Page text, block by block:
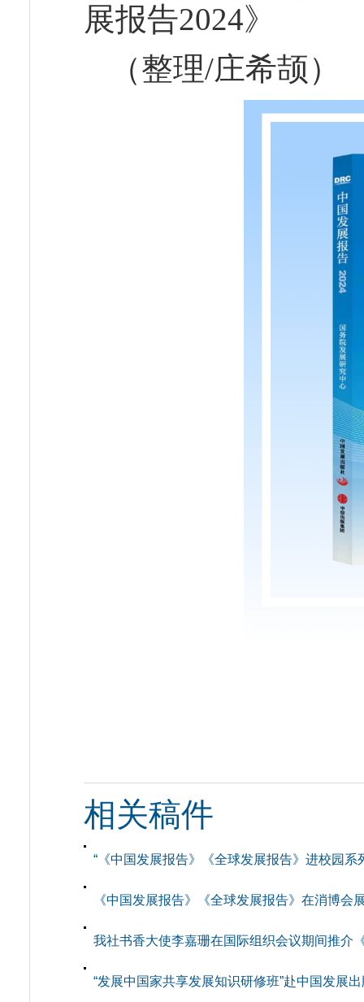
展报告2024》
（整理/庄希颉）
相关稿件
“《中国发展报告》《全球发展报告》进校园系
《中国发展报告》《全球发展报告》在消博会
我社书香大使李嘉珊在国际组织会议期间推介
“发展中国家共享发展知识研修班”赴中国发展